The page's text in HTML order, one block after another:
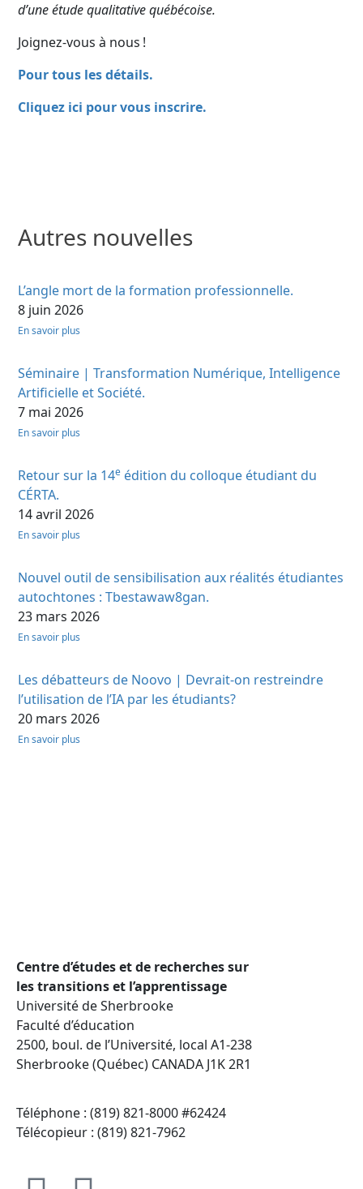
d’une étude qualitative québécoise.
Joignez-vous à nous !
Pour tous les détails.
Cliquez ici pour vous inscrire.
Autres nouvelles
L’angle mort de la formation professionnelle.
8 juin 2026
En savoir plus
Séminaire | Transformation Numérique, Intelligence
Artificielle et Société.
7 mai 2026
En savoir plus
Retour sur la 14e édition du colloque étudiant du
CÉRTA.
14 avril 2026
En savoir plus
Nouvel outil de sensibilisation aux réalités étudiantes
autochtones : Tbestawaw8gan.
23 mars 2026
En savoir plus
Les débatteurs de Noovo | Devrait-on restreindre
l’utilisation de l’IA par les étudiants?
20 mars 2026
En savoir plus
Centre d’études et de recherches sur
les transitions et l’apprentissage
Université de Sherbrooke
Faculté d’éducation
2500, boul. de l’Université, local A1-238
Sherbrooke (Québec) CANADA J1K 2R1
Téléphone : (819) 821-8000 #62424
Télécopieur : (819) 821-7962